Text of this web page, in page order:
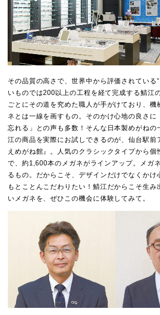
その品質の高さで、世界中から評価されている
いものでは200以上の工程を経て完成する鯖江
ごとにその道を究めた職人が手がけており、機
ネとは一線を画すもの。そのかけ心地の良さに
忘れる」との声も多数！そんな日本製めがねの
江の商品を実際にお試しできるのが、仙台駅前
えめがね館』。人気のクラシックタイプから個
で、約1,600本のメガネがラインアップ。メガ
るもの。だからこそ、デザインだけでなくかけ
もとことんこだわりたい！鯖江だからこそ生み
いメガネを、ぜひこの機会に体験してみて。